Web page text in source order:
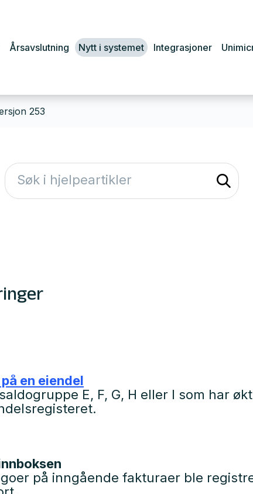
Årsavslutning Nytt i systemet Integrasjoner
253
en eiendel
E, F, G, H eller I som har
på inngående fakturaer ble